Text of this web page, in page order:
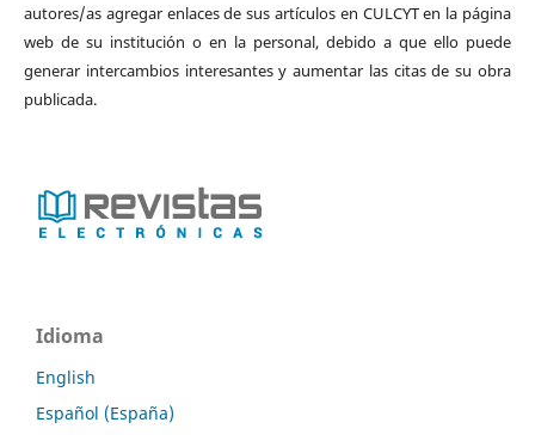
autores/as agregar enlaces de sus artículos en CULCYT en la página
web de su institución o en la personal, debido a que ello puede
generar intercambios interesantes y aumentar las citas de su obra
publicada.
Idioma
English
Español (España)